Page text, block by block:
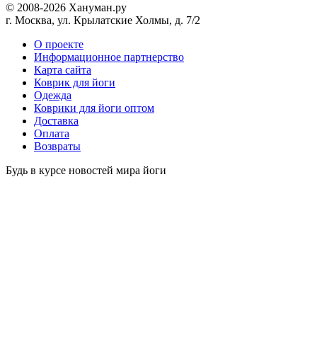
© 2008-2026 Хануман.ру
г. Москва, ул. Крылатские Холмы, д. 7/2
O проекте
Информационное партнерство
Карта сайта
Коврик для йоги
Одежда
Коврики для йоги оптом
Доставка
Оплата
Возвраты
Будь в курсе новостей мира йоги